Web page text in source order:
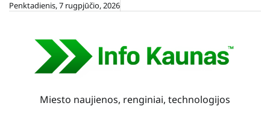
SkipPenktadienis, 7 rugpjūčio, 2026
Miesto naujienos, renginiai, technologijos